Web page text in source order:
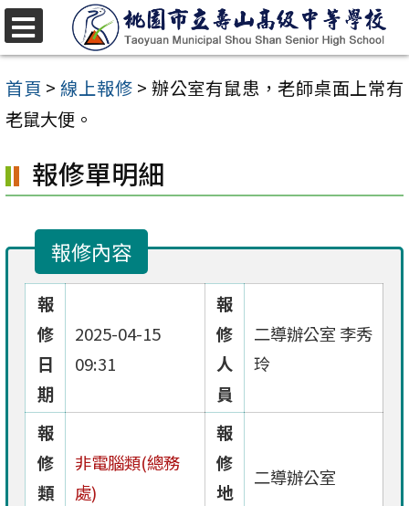
跳
至
主
要
容
區
首頁 >線上報修 > 辦公室有鼠患，老師桌面上常有
老鼠大便。
報修單明細
報修內容
報
修
日
期
2025-04-15
09:31
報
修
人
員
二導辦公室 李秀
玲
報
修
類
非電腦類(總務
處)
報
修
地
二導辦公室
選
單